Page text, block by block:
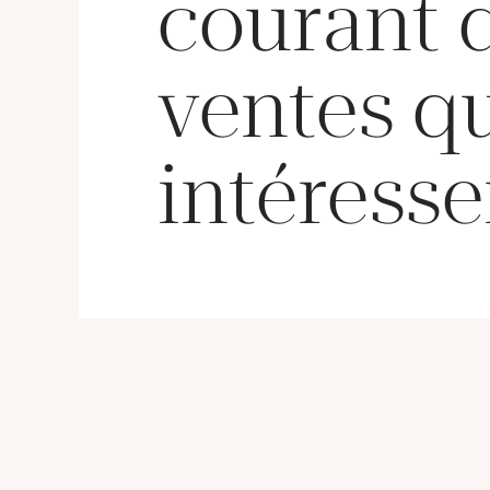
courant
ventes